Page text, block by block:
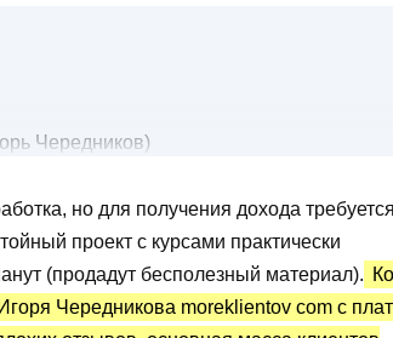
Чередников)
о проекте х100
но для получения дохода требуется
проект с курсами практически
(продадут бесполезный материал).
Чередникова moreklientov com с